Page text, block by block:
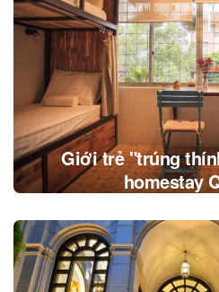
Giới trẻ "trúng
homestay